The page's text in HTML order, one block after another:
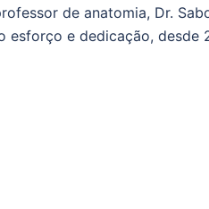
de anatomia, Dr.
esforço e dedicação,